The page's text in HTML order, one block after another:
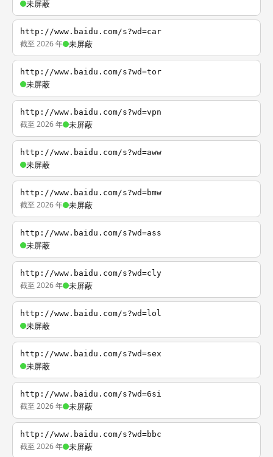
未屏蔽
http://www.baidu.com/s?wd=car
截至 2026 年 未屏蔽
http://www.baidu.com/s?wd=tor
未屏蔽
http://www.baidu.com/s?wd=vpn
截至 2026 年 未屏蔽
http://www.baidu.com/s?wd=aww
未屏蔽
http://www.baidu.com/s?wd=bmw
截至 2026 年 未屏蔽
http://www.baidu.com/s?wd=ass
未屏蔽
http://www.baidu.com/s?wd=cly
截至 2026 年 未屏蔽
http://www.baidu.com/s?wd=lol
未屏蔽
http://www.baidu.com/s?wd=sex
未屏蔽
http://www.baidu.com/s?wd=6si
截至 2026 年 未屏蔽
http://www.baidu.com/s?wd=bbc
截至 2026 年 未屏蔽